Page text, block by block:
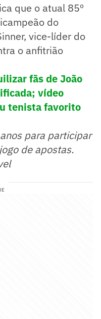
que o atual 85º
do
vice-líder do
o anfitrião
fãs de João
vídeo
tenista favorito
para participar
de apostas.